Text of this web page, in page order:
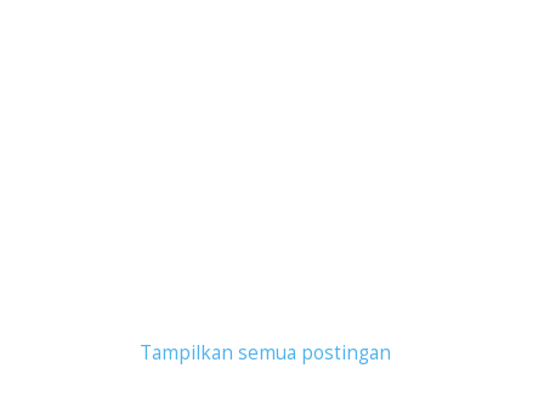
Tampilkan semua postingan